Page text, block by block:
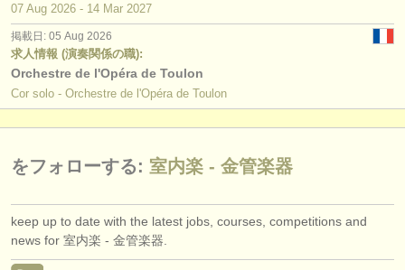
ログイン
コンクール: チューバ (3)
コンクール: 室内楽 - 金管楽器
楽器の販売: ホルン (2)
盗まれた楽器: ホルン (32)
盗まれた楽器: トランペット
07 Aug 2026 - 14 Mar 2027
掲載日: 05 Aug 2026
求人情報 (演奏関係の職):
Orchestre de l'Opéra de Toulon
Cor solo - Orchestre de l'Opéra de Toulon
をフォローする: 室内楽 - 金管楽器
keep up to date with the latest jobs, courses, competitions and
news for 室内楽 - 金管楽器.